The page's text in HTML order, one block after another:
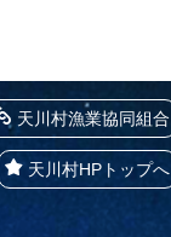
天川村漁業協同組合
天川村HPトップへ